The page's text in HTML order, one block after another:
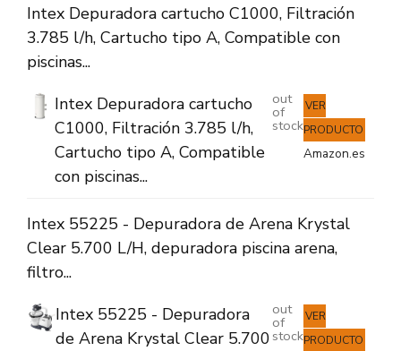
Intex Depuradora cartucho C1000, Filtración
3.785 l/h, Cartucho tipo A, Compatible con
piscinas...
Intex Depuradora cartucho
C1000, Filtración 3.785 l/h,
Cartucho tipo A, Compatible
con piscinas...
out
of
stock
VER
PRODUCTO
Amazon.es
Intex 55225 - Depuradora de Arena Krystal
Clear 5.700 L/H, depuradora piscina arena,
filtro...
Intex 55225 - Depuradora
de Arena Krystal Clear 5.700
out
of
stock
VER
PRODUCTO